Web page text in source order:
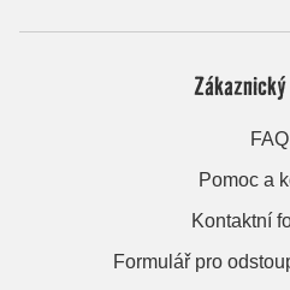
FAQ
Pomoc a
Kontaktní
Formulář pro